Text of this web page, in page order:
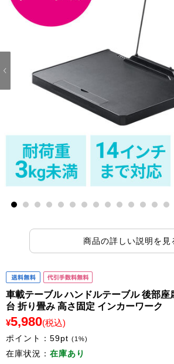
10 11 12 13
商品の詳しい説明を見
車載テーブル ハンドルテーブル 後部座
台 折り畳み 高さ固定 インカーワーク
¥5,980(税込)
ポイント： 59pt (1%)
在庫状況： 在庫あり